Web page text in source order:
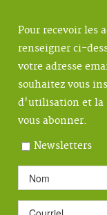
Pour recevoir les
renseigner ci-
votre adresse
souhaitez vous
d'utilisation et la
vous abonner.
Newsletters